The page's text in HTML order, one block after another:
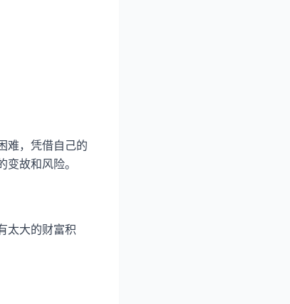
难，凭借自己的
故和风险。
太大的财富积